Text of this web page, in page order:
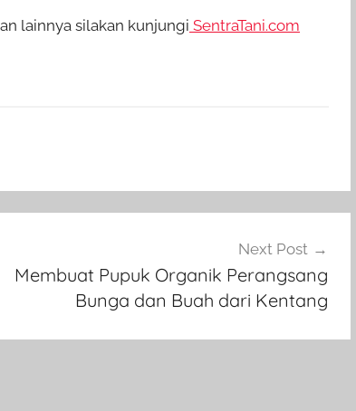
lainnya silakan kunjungi SentraTani.com
Next Post
Membuat Pupuk Organik Perangsang
Bunga dan Buah dari Kentang